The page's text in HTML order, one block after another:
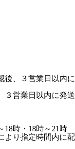
、３営業日以内に
営業日以内に発送
18時・18時～21時
より指定時間内に配